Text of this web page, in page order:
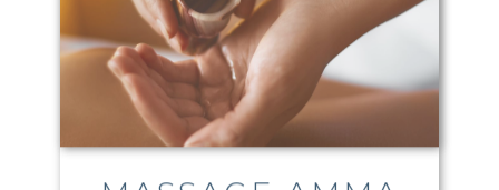
MASSAGE AMMA
ASSIS (HUILE)